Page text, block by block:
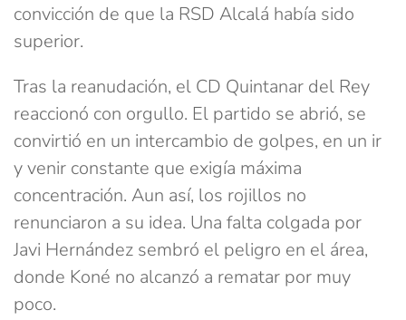
convicción de que la RSD Alcalá había sido
superior.
Tras la reanudación, el CD Quintanar del Rey
reaccionó con orgullo. El partido se abrió, se
convirtió en un intercambio de golpes, en un ir
y venir constante que exigía máxima
concentración. Aun así, los rojillos no
renunciaron a su idea. Una falta colgada por
Javi Hernández sembró el peligro en el área,
donde Koné no alcanzó a rematar por muy
poco.